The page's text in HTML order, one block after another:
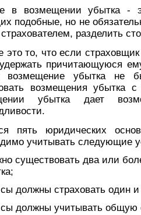
в возмещении убытка -
подобные, но не
разделить
это то, что если
причитающуюся
возмещение убытка не
возмещения убытка
убытка дает
пять юридических
учитывать следующие
существовать два или
должны страховать один и
должны учитывать общую